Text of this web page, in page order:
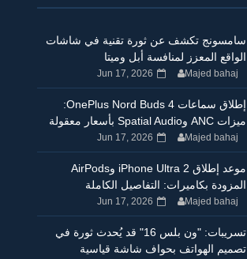
سامسونج تكشف عن ثورة تقنية في شاشات
الواقع المعزز لمنافسة أبل وميتا
Majed bahaj
Jun 17, 2026
إطلاق سماعات OnePlus Nord Buds 4:
ميزات ANC وSpatial Audio بأسعار معقولة
Majed bahaj
Jun 17, 2026
موعد إطلاق iPhone Ultra 2 وAirPods
المزودة بكاميرات: التفاصيل الكاملة
Majed bahaj
Jun 17, 2026
تسريبات: "ون بلس 16" قد يُحدث ثورة في
تصميم الهواتف بحواف شاشة قياسية